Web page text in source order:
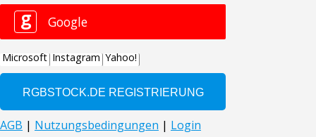
g Google
Microsoft Instagram Yahoo!
AGB | Nutzungsbedingungen | Login